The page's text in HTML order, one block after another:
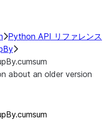
Python API リファレンス
about an older version